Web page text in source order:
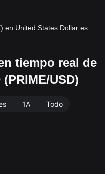
en United States Dollar es
tiempo real de
USD)
1A Todo